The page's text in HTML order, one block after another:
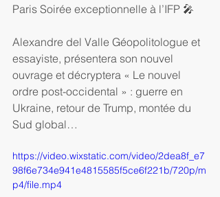
Paris Soirée exceptionnelle à l’IFP 🎤
Alexandre del Valle Géopolitologue et
essayiste, présentera son nouvel
ouvrage et décryptera « Le nouvel
ordre post-occidental » : guerre en
Ukraine, retour de Trump, montée du
Sud global…
https://video.wixstatic.com/video/2dea8f_e7
98f6e734e941e4815585f5ce6f221b/720p/m
p4/file.mp4